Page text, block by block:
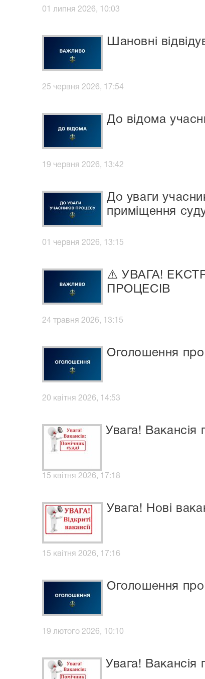
01 липня 2026, 10:03
Шановні
25 червня 2026, 17:54
До відома
19 червня 2026, 13:42
До уваги
приміщення
01 червня 2026, 13:15
⚠️ УВАГА!
ПРОЦЕСІВ
24 травня 2026, 13:15
Оголошення про
20 квітня 2026, 14:53
Увага! Вакансія
15 квітня 2026, 17:18
Увага! Нові
15 квітня 2026, 17:16
Оголошення про
19 лютого 2026, 10:10
Увага! Вакансія